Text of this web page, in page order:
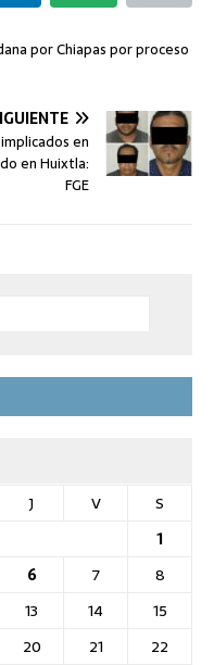
por Chiapas por proceso
en
en Huixtla:
FGE
J V
S
1
6 7
8
13 14
15
20 21
22